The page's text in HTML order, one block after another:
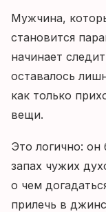
Мужчина,
становится
начинает
оставалось
как только
вещи.
Это логично: он
запах чужих
о чем
прилечь в